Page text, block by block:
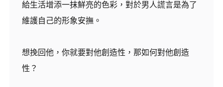
給生活增添一抹鮮亮的色彩，對於男人謊言是為了
維護自己的形象安撫。
想挽回他，你就要對他創造性，那如何對他創造
性？